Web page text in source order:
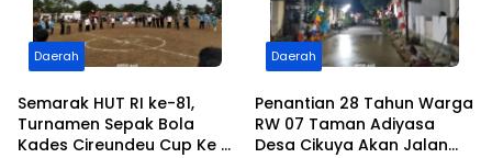
Daerah
Semarak HUT RI ke-81,
Turnamen Sepak Bola
Kades Cireundeu Cup Ke V
Daerah
Penantian 28 Tahun Warga
RW 07 Taman Adiyasa
Desa Cikuya Akan Jalan